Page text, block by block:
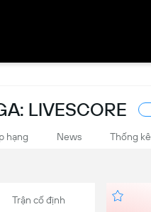
LIVESCORE
hạng News Thống kê
Trận cố định